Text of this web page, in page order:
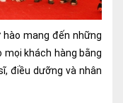
mang đến những
khách hàng bằng
điều dưỡng và nhân